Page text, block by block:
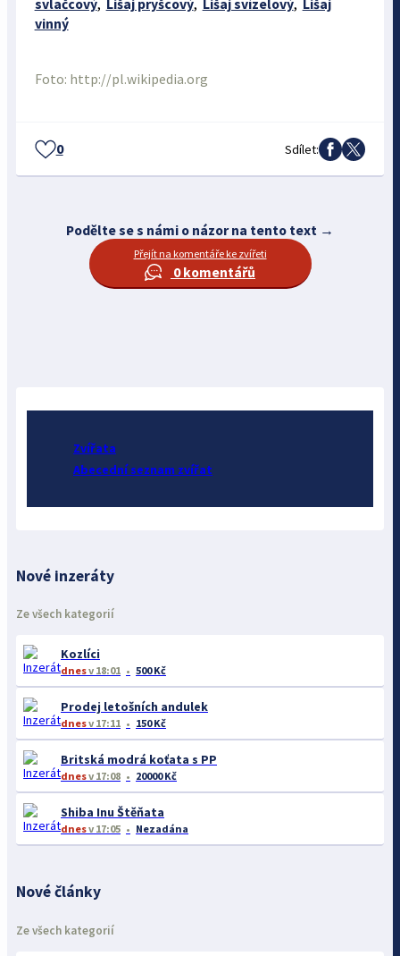
svlačcový, Lišaj pryšcový, Lišaj svízelový, Lišaj
vinný
Foto: http://pl.wikipedia.org
0 Sdílet:
Podělte se s námi o názor na tento text →
Přejít na komentáře ke zvířeti
0 komentářů
Zvířata
Abecední seznam zvířat
Nové inzeráty
Ze všech kategorií
Kozlíci
dnesv 18:01 500 Kč
Prodej letošních andulek
dnesv 17:11 150 Kč
Britská modrá koťata s PP
dnesv 17:08 20000 Kč
Shiba Inu Štěňata
dnesv 17:05 Nezadána
Nové články
Ze všech kategorií